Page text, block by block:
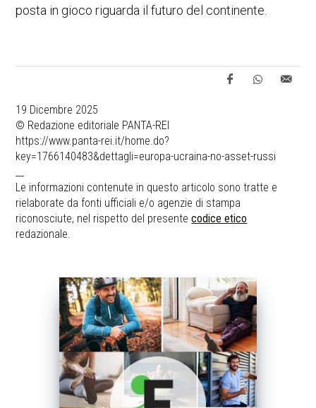
posta in gioco riguarda il futuro del continente.
19 Dicembre 2025
© Redazione editoriale PANTA-REI
https://www.panta-rei.it/home.do?
key=1766140483&dettagli=europa-ucraina-no-asset-russi
Le informazioni contenute in questo articolo sono tratte e
rielaborate da fonti ufficiali e/o agenzie di stampa
riconosciute, nel rispetto del presentecodice etico
redazionale.